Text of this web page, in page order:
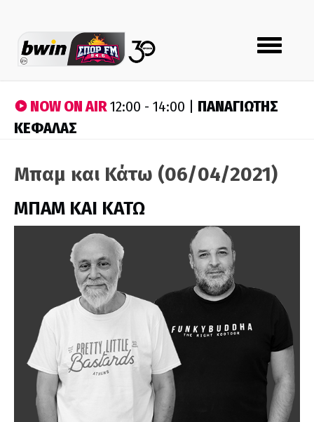
Toggle
navigation
NOW ON AIR12:00 - 14:00 | ΠΑΝΑΓΙΩΤΗΣ
ΚΕΦΑΛΑΣ
Μπαμ και Κάτω (06/04/2021)
ΜΠΑΜ ΚΑΙ ΚΑΤΩ